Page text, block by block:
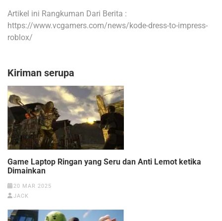
Artikel ini Rangkuman Dari Berita :
https://www.vcgamers.com/news/kode-dress-to-impress-
roblox/
Kiriman serupa
Game Laptop Ringan yang Seru dan Anti Lemot ketika
Dimainkan
20 MAR 2025
JACK